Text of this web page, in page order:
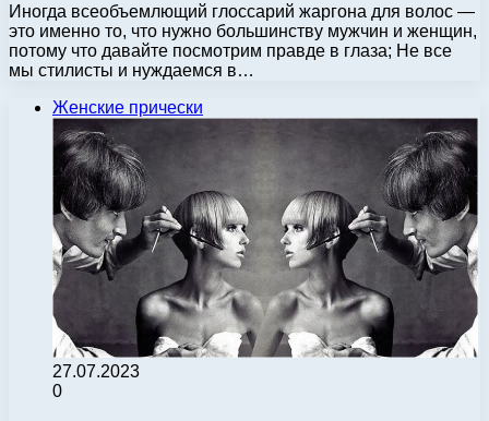
Иногда всеобъемлющий глоссарий жаргона для волос —
это именно то, что нужно большинству мужчин и женщин,
потому что давайте посмотрим правде в глаза; Не все
мы стилисты и нуждаемся в…
Женские прически
27.07.2023
0